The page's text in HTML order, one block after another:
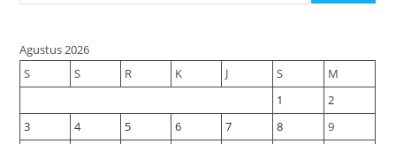
Agustus 2026
S
S R K J S
M
1
2
3
4 5 6 7 8
9